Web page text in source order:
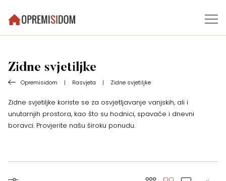
Zidne svjetiljke
Opremisidom | Rasvjeta | Zidne svjetiljke
Zidne svjetiljke koriste se za osvjetljavanje vanjskih, ali i
unutarnjih prostora, kao što su hodnici, spavaće i dnevni
boravci. Provjerite našu široku ponudu.